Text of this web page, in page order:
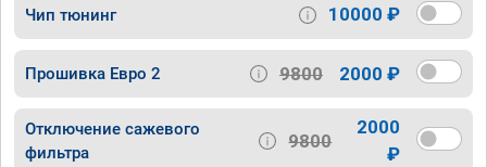
Чип тюнинг 10000 ₽
Прошивка Евро 2 9800 2000 ₽
Отключение сажевого
фильтра
9800
2000
₽